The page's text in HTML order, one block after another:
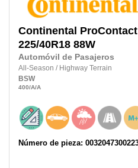
Continental
225/40R18 88W
Automóvil de Pasajeros
All-Season / Highway Terrain
BSW
400/A/A
Número de pieza: